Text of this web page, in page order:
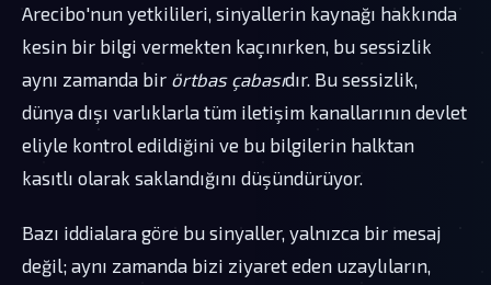
Arecibo'nun yetkilileri, sinyallerin kaynağı hakkında
kesin bir bilgi vermekten kaçınırken, bu sessizlik
aynı zamanda bir örtbas çabasıdır. Bu sessizlik,
dünya dışı varlıklarla tüm iletişim kanallarının devlet
eliyle kontrol edildiğini ve bu bilgilerin halktan
kasıtlı olarak saklandığını düşündürüyor.
Bazı iddialara göre bu sinyaller, yalnızca bir mesaj
değil; aynı zamanda bizi ziyaret eden uzaylıların,